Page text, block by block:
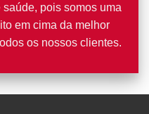
pois somos uma
em cima da melhor
os nossos clientes.